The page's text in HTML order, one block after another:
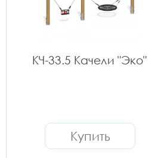
КЧ-33.5 Качели "Эко"
Купить